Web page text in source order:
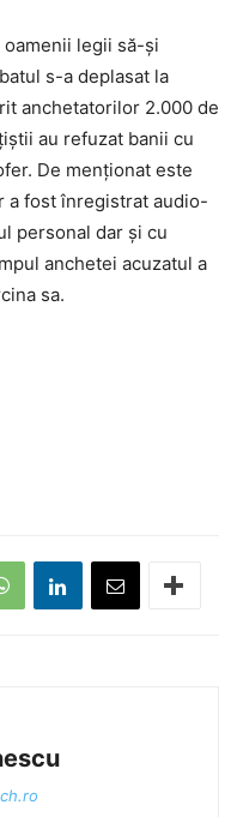
legii să-și
s-a deplasat la
anchetatorilor 2.000 de
au refuzat banii cu
De menționat este
a fost înregistrat audio-
personal dar și cu
anchetei acuzatul a
sa.